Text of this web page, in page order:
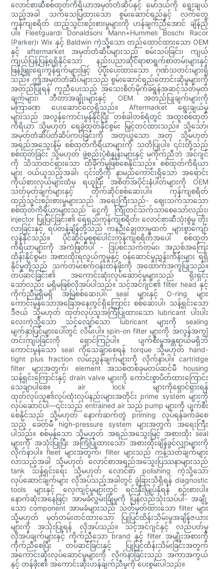
လောင်စာဆီစစ်ထုတ်ကိရိယာအမှတ်တံဆိပ်နှင့် မော်ဒယ်ကို ရွေးချယ်
သည့်အခါ သက်သေပြထားသော စွမ်းဆောင်ရည်နှင့် လက်တွေ့
ကုန်ကျစရိတ် ထည့်သွင်းစဉ်းစားမှုများကို ဟန်ချက်ညီအောင် ချိန်ညှိ
ပါ။ Fleetguard၊ Donaldson၊ Mann+Hummel၊ Bosch၊ Racor
(Parker)၊ Wix နှင့် Baldwin ကဲ့သို့သော တည်ထောင်ထားသော OEM
နှင့် aftermarket အမှတ်တံဆိပ်များသည် စမ်းသပ်ခြင်း၊ ကျယ်
ကျယ်ပြန့်ပြန့်ရရှိနိုင်သော နည်းပညာဆိုင်ရာစာရွက်စာတမ်းများနှင့်
ဖြန့်ဖြူးရေးကွန်ရက်များဖြင့် ပံ့ပိုးပေးထားသော ဂုဏ်သတင်းများရှိ
သည်။ ဤအမှတ်တံဆိပ်များသည် စွမ်းဆောင်ရည်တောင်းဆိုမှုများကို
အတည်ပြုရန် ကူညီပေးသည့် အသေးစိတ်မိုက်ခရွန်အဆင့်သတ်မှတ်
ချက်များ၊ ဘီတာအချိုးများနှင့် OEM အတည်ပြုချက်များကို
မကြာခဏ ပေးဆောင်လေ့ရှိသည်။ Aftermarket ရွေးချယ်မှု
များသည် အလွန်ကောင်းမွန်နိုင်ပြီး တစ်ခါတစ်ရံတွင် အထူးစစ်ထုတ်
ကိရိယာ သို့မဟုတ် ရေခွဲထုတ်နိုင်စွမ်း မြှင့်တင်ထားသည်။ သို့သော်၊
အမှတ်တံဆိပ်တံဆိပ်ကပ်ခြင်းကို အတုယူသော အတု သို့မဟုတ်
အရည်အသွေးနိမ့် စစ်ထုတ်ကိရိယာများကို သတိပြုပါ။ ၎င်းတို့သည်
စစ်ထုတ်ခြင်း သို့မဟုတ် ဖွဲ့စည်းပုံစံနှုန်းများနှင့် မကိုက်ညီဘဲ အင်ဂျင်
ကို သိသာထင်ရှားသော ထိခိုက်မှုဖြစ်စေနိုင်သည်။ စစ်ထုတ်ကိရိယာ
များ ဝယ်ယူသည့်အခါ၊ ၎င်းတို့ကို နာမည်ကောင်းရှိသော အရောင်း
ကိုယ်စားလှယ်များထံမှ ရယူပြီး အစိတ်အပိုင်းနံပါတ်များကို OEM
သတ်မှတ်ချက်များနှင့် တိုက်ဆိုင်စစ်ဆေးပါ။ ကုန်ကျစရိတ်
ထည့်သွင်းစဉ်းစားမှုများသည် အရေးကြီးသည်- ဈေးသက်သာသော
စစ်ထုတ်ကိရိယာများသည် ငွေကို ကြိုတင်သက်သာစေသော်လည်း၊
injector ပြုပြင်ခြင်း၏ ရေရှည်ကုန်ကျစရိတ်၊ လောင်စာဆီသုံးစွဲမှု တိုး
လာခြင်းနှင့် ရပ်တန့်ချိန်တို့သည် ကနဦးချွေတာမှုထက် များစွာကျော်
လွန်နိုင်သည်။ ပိုင်ဆိုင်မှုစုစုပေါင်းကုန်ကျစရိတ်အပေါ် စစ်ထုတ်
ကိရိယာများကို အကဲဖြတ်ပါ - ဒြပ်စင်သက်တမ်း၊ အညစ်အကြေး
ထိန်းနိုင်စွမ်း၊ အစားထိုးရလွယ်ကူမှုနှင့် ဝန်ဆောင်မှုညွှန်းကိန်းများ ရရှိ
နိုင်မှုတို့သည် သက်တမ်းစက်ဝန်းတန်ဖိုးကို အထောက်အကူပြုသည်။
တပ်ဆင်ခြင်း၏ အကောင်းဆုံးလုပ်ဆောင်မှုများသည် ရိုးရှင်း
သော်လည်း မရှိမဖြစ်လိုအပ်ပါသည်။ သင့်အင်ဂျင်၏ filter head နှင့်
ကိုက်ညီမှုရှိမရှိ အမြဲစစ်ဆေးပါ၊ seal များနှင့် O-ring များ
ကောင်းမွန်သောအခြေအနေတွင်ရှိကြောင်း စစ်ဆေးပါ၊ သန့်ရှင်းသော
ဒီဇယ် သို့မဟုတ် ထုတ်လုပ်သူအကြံပြုထားသော lubricant ပါးပါး
လေးကဲ့သို့သော သင့်လျော်သော lubricant များကို sealing
မျက်နှာပြင်များပေါ်တွင် လိမ်းပါ။ spin-on filter များကို အလွန်အကျွံ
တင်းကျပ်ခြင်းကို ရှောင်ကြဉ်ပါ။ ပျက်စီးမှုအန္တရာယ်မရှိဘဲ
ကောင်းမွန်သော seal ကိုသေချာစေရန် torque သို့မဟုတ် hand-
tight plus fraction လမ်းညွှန်ချက်များကို လိုက်နာပါ။ cartridge
filter များအတွက်၊ element အသစ်တစ်ခုမတပ်ဆင်မီ housing
သန့်ရှင်းကြောင်းနှင့် drain valve များကို ကောင်းစွာပိတ်ထားကြောင်း
သေချာပါစေ။ air lock များကိုရှောင်ရှားရန်
ထုတ်လုပ်သူ၏လုပ်ထုံးလုပ်နည်းများအတိုင်း prime system များကို
လုပ်ဆောင်ပါ—၎င်းသည် entrained air သည် pump များကို ပျက်စီး
စေနိုင်သည် သို့မဟုတ် နောက်ဆက်တွဲ priming လုပ်ရန်ခက်ခဲစေ
သည့် ခေတ်မီ high-pressure system များအတွက် အရေးကြီး
ပါသည်။ စစ်မှန်သော သို့မဟုတ် အရည်အသွေးမြင့် အစားထိုး seal
များကို အသုံးပြုပြီး အကြံပြုထားသော အစားထိုးချိန်ခွင်လျှာများကို
လိုက်နာပါ။ fleet များအတွက်၊ filter များသည် ကန့်သတ်ချက်များ
လာသည့်အခါ သို့မဟုတ် လောင်စာအရည်အသွေးပြဿနာများသည်
tank သန့်ရှင်းရေး သို့မဟုတ် လောင်စာ polishing ကဲ့သို့သော
လုပ်ဆောင်ချက်များ လိုအပ်သည့်အခါတွင် ခွဲခြားသိရှိရန် diagnostic
tools များနှင့် လေ့ကျင့်မှုများတွင် ရင်းနှီးမြှုပ်နှံရန် စဉ်းစားပါ။
နောက်ဆုံးအနေဖြင့်၊ အာမခံလွှမ်းခြုံမှုကို ပြန်လည်သုံးသပ်ပါ- အချို့
သော component အာမခံများသည် သတ်မှတ်ထားသော filter များ
သို့မဟုတ် မှတ်တမ်းတင်ထားသော ပြုပြင်ထိန်းသိမ်းမှုအချိန်ဇယား
များကို အသုံးပြုရန် လိုအပ်သည်။ သင့်အင်ဂျင်နှင့် လည်ပတ်မှု
လိုအပ်ချက်များနှင့် ကိုက်ညီသော brand နှင့် filter အမျိုးအစားကို
ကိုက်ညီစေပြီး တပ်ဆင်ခြင်းနှင့် ပြုပြင်ထိန်းသိမ်းခြင်းအတွက်
အကောင်းဆုံးလုပ်ဆောင်မှုများကို လိုက်နာခြင်းသည် အကာအကွယ်
နှင့် တန်ဖိုး၏ အကောင်းဆုံးဟန်ချက်ညီမှုကို ပေးစွမ်းပါသည်။